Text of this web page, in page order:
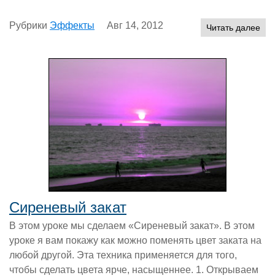
Рубрики Эффекты Авг 14, 2012 Читать далее
Сиреневый закат
В этом уроке мы сделаем «Сиреневый закат». В этом
уроке я вам покажу как можно поменять цвет заката на
любой другой. Эта техника применяется для того,
чтобы сделать цвета ярче, насыщеннее. 1. Открываем